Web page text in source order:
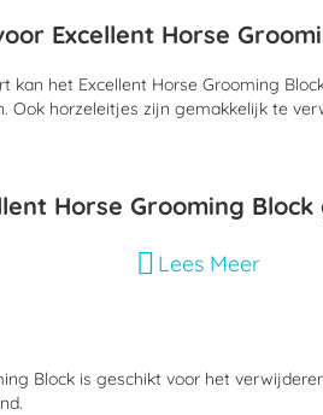
Excellent Horse
kan het Excellent Horse Grooming
Ook horzeleitjes zijn gemakkelijk te
Horse Grooming
om haren, horzeleitjes en vuil te
Lees Meer
Block is geschikt voor het